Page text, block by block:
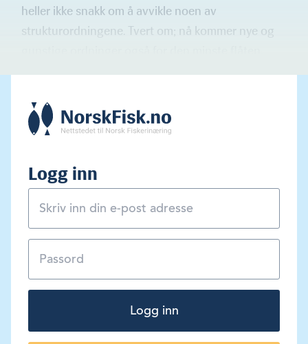
heller ikke snakk om å avvikle noen av
strukturordningene. Tvert om; nå kommer nye og
Logg inn
Logg inn